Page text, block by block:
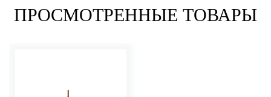
ПРОСМОТРЕННЫЕ ТОВАРЫ